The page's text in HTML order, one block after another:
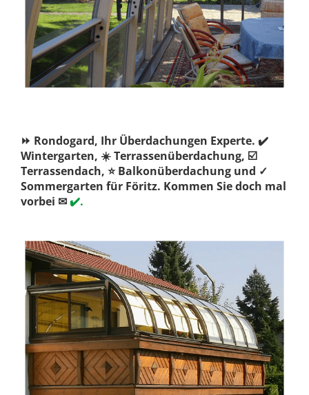
⏩ Rondogard, Ihr Überdachungen Experte. ✔️
Wintergarten, ☀️ Terrassenüberdachung, ☑️
Terrassendach, ⭐ Balkonüberdachung und ✓
Sommergarten für Föritz. Kommen Sie doch mal
vorbei ✉✔️.